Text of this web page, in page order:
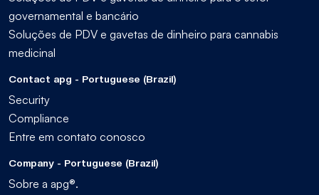
governamental e bancário
Soluções de PDV e gavetas de dinheiro para cannabis
medicinal
Contact apg - Portuguese (Brazil)
Security
Compliance
Entre em contato conosco
Company - Portuguese (Brazil)
Sobre a apg®.